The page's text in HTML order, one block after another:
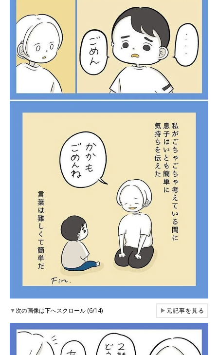
▼次の画像は下へスクロール (6/14) ▶元記事を見る